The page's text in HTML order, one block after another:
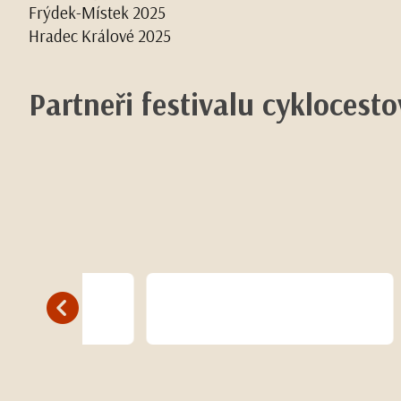
Frýdek-Místek 2025
Hradec Králové 2025
Partneři festivalu